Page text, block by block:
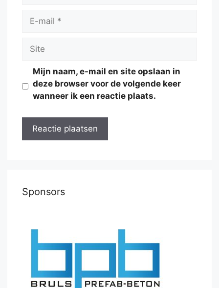
Site
Mijn naam, e-mail en site opslaan in
deze browser voor de volgende keer
wanneer ik een reactie plaats.
Sponsors